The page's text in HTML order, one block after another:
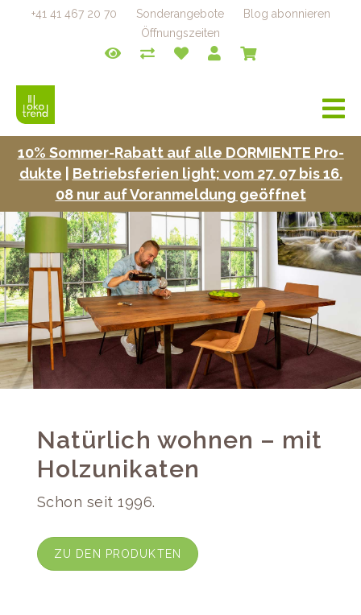
+41 41 467 20 70 Sonderangebote
Blog abonnieren
Öffnungszeiten
a
v
i
o
n
10% Som­mer-Rabatt auf alle DORMIENTE Pro­
duk­te
Betrieb­s­fe­rien light; vom 27. 07 bis 16.
08 nur auf Voran­mel­dung geöffnet
Natürlich wohnen – mit
Holzunikaten
Schon seit 1996.
ZU DEN PRODUKTEN